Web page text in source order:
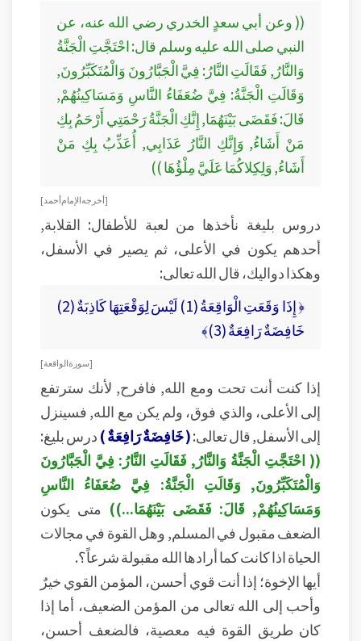
(( وعن أبي سعدٍ الخدري رضي الله عنه، عن
النبي صلى الله عليه وسلم قال: احْتَجَّتِ الْجَنَّةُ
وَالنَّارُ, فَقَالَتِ النَّارُ: فِيَّ الْجَبَّارُونَ وَالْمُتَكَبِّرُونَ,
وَقَالَتِ الْجَنَّةُ: فِيَّ ضُعَفَاءُ النَّاسِ وَمَسَاكِينُهُمْ,
قَالَ: فَقَضَى بَيْنَهُمَا, إِنَّكِ الْجَنَّةُ رَحْمَتِي أَرْحَمُ بِكِ
مَنْ أَشَاءُ, وَإِنَّكِ النَّارُ عَذَابِي, أُعَذِّبُ بِكِ مَنْ
أَشَاءُ, وَلِكِلاكُمَا عَلَيَّ مِلْؤُهَا ))
[ أخرجه الإمام أحمد ]
دروس بليغة نأخذها من لعبة للأطفال: القلابة,
أحدهم يكون في الأعلى، ثم يصير في الأسفل،
وهكذا دواليك، قال الله تعالى:
﴿ إِذَا وَقَعَتِ الْوَاقِعَةُ (1) لَيْسَ لِوَقْعَتِهَا كَاذِبَةٌ (2)
خَافِضَةٌ رَافِعَةٌ (3)﴾
[ سورة الواقعة ]
إذا كنت أنت تحت ومع الله, فافرح, لأنك سترتفع
إلى الأعلى، والذي فوق، ولم يكن مع الله, فسينزل
إلى الأسفل, قال تعالى:( خَافِضَةٌ رَافِعَةٌ )درس بليغ:
(( احْتَجَّتِ الْجَنَّةُ وَالنَّارُ, فَقَالَتِ النَّارُ: فِيَّ الْجَبَّارُونَ
وَالْمُتَكَبِّرُونَ, وَقَالَتِ الْجَنَّةُ: فِيَّ ضُعَفَاءُ النَّاسِ
وَمَسَاكِينُهُمْ, قَالَ: فَقَضَى بَيْنَهُمَا...)) متى يكون
الضعف مقبول في المسلم, وهل القوة في مجالات
الحياة اذا كانت كما أرادها الله مقبولة شرعاً؟.
أيها الإخوة؛ إذا أنت قوي أحسن، المؤمن القوي خيرٌ
وأحب إلى الله تعالى من المؤمن الضعيف، أما إذا
كان طريق القوة فيه معصية، فالضعف أحسن،